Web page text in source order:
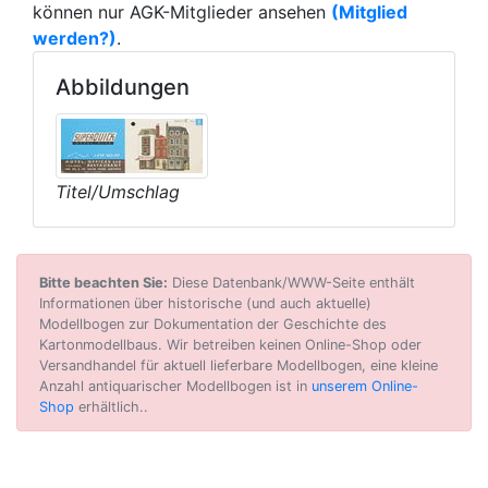
können nur AGK-Mitglieder ansehen (Mitglied
werden?).
Abbildungen
Titel/Umschlag
Bitte beachten Sie: Diese Datenbank/WWW-Seite enthält
Informationen über historische (und auch aktuelle)
Modellbogen zur Dokumentation der Geschichte des
Kartonmodellbaus. Wir betreiben keinen Online-Shop oder
Versandhandel für aktuell lieferbare Modellbogen, eine kleine
Anzahl antiquarischer Modellbogen ist in unserem Online-
Shop erhältlich..